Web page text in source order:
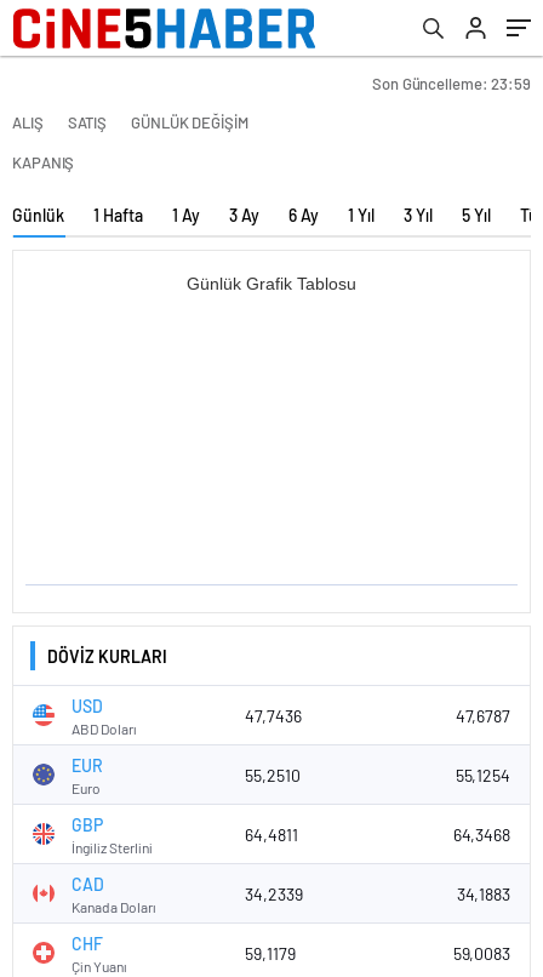
Son Güncelleme: 23:59
ALIŞ
SATIŞ GÜNLÜK DEĞİŞİM
KAPANIŞ
Günlük 1 Hafta 1 Ay 3 Ay 6 Ay 1 Yıl 3 Yıl 5 Yıl
Günlük Grafik Tablosu
DÖVİZ KURLARI
USD
ABD Doları
47,7436 47,6787
EUR
Euro
55,2510 55,1254
GBP
İngiliz Sterlini
64,4811 64,3468
CAD
Kanada Doları
34,2339 34,1883
CHF
Çin Yuanı
59,1179 59,0083